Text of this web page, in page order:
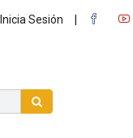
Inicia Sesión |